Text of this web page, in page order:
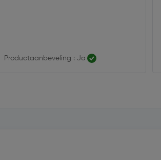
Productaanbeveling : Ja